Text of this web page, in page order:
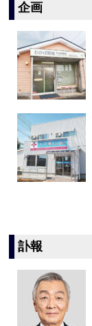
企画
訃報